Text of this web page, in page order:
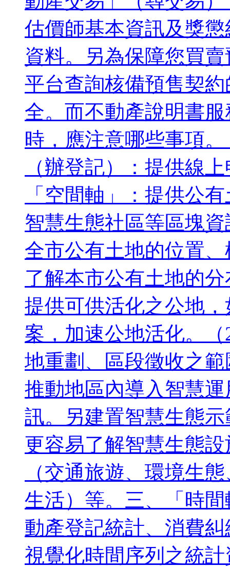
估價師基本資訊及獎
資料。另為保障您買
平台查詢核備預售契
全。而不動產說明書
時，應注意哪些事項
（辦登記）：提供線
「空間軸」：提供公
智慧生態社區等區塊
全市公有土地的位置
了解本市公有土地的
提供可供活化之公地
案，加速公地活化。
地重劃、區段徵收之
推動地區內導入智慧
訊。另建置智慧生態
更容易了解智慧生態
（交通旅遊、環境生
生活）等。三、「時
動產登記統計、消費
視覺化時間序列之統